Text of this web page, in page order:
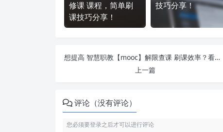
修课 课程，简单刷
课技巧分享！
技巧分享！
想提高 智慧职教【mooc】解限查课 刷课效率？看看这些实用技巧
上一篇
评论（没有评论）